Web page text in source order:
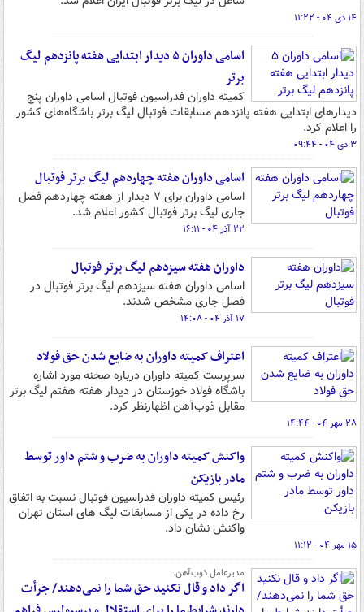
۱۴ دی ۰۴ - ۱۱:۲۲
اسامی داوران ۵ دیدار ابتدایی هفته پانزدهم لیگ
برتر
کمیته داوران فدراسیون فوتبال اسامی داوران پنج
دیدارهای ابتدایی هفته پانزدهم مسابقات فوتبال لیگ برتر باشگاه‌های کشور
را اعلام کرد.
۳ دی ۰۴ - ۰۹:۴۴
اسامی داوران هفته چهاردهم لیگ برتر فوتبال
اسامی داوران برای ۷ دیدار از هفته چهاردهم فصل
جاری لیگ برتر فوتبال کشور اعلام شد.
۲۲ آذر ۰۴ - ۱۶:۱۱
داوران هفته سیزدهم لیگ برتر فوتبال
اسامی داوران هفته سیزدهم لیگ برتر فوتبال در
فصل جاری مشخص شدند.
۱۷ آذر ۰۴ - ۱۴:۰۸
اعتراف کمیته داوران به ضایع شدن حق فولاد
سرپرست کمیته داوران درباره صحنه مورد اشاره
باشگاه فولاد خوزستان در دیدار هفته هفتم لیگ برتر
مقابل ذوب‌آهن اظهارنظر کرد.
۲۸ مهر ۰۴ - ۱۴:۴۴
واکنش کمیته داوران به ضرب و شتم داور توسط
مادر بازیکن
رئیس کمیته داوران فدراسیون فوتبال نسبت به اتفاق
رخ داده در یکی از مسابقات لیگ های استان تهران
واکنش نشان داد.
۱۵ مهر ۰۴ - ۱۱:۱۲
مدیرعامل ذوب‌آهن:
اگر داد و قال نکنید حق شما را نمی‌دهند/ جرأت